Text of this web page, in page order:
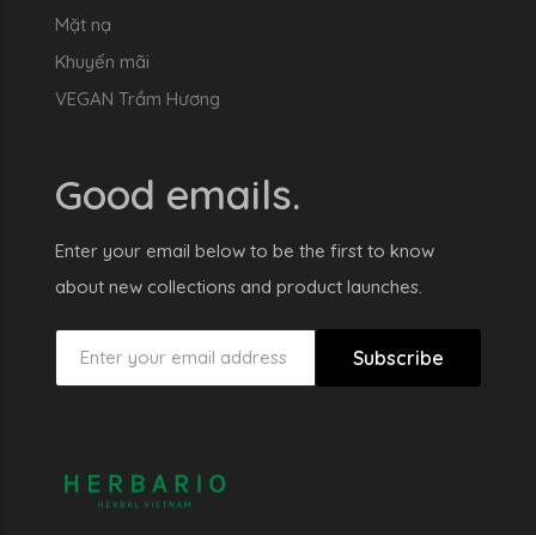
Mặt nạ
Khuyến mãi
VEGAN Trầm Hương
Good emails.
Enter your email below to be the first to know
about new collections and product launches.
Subscribe